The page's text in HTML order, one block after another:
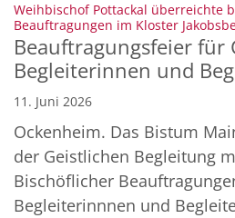
Weihbischof Pottackal überreichte
Beauftragungen im Kloster
Beauftragungsfeier für
Begleiterinnen und
11. Juni 2026
Ockenheim. Das Bistum
der Geistlichen Begleitung
Bischöflicher
Begleiterinnnen und